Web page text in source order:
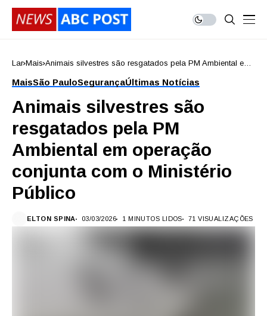
Lar Mais Animais silvestres são resgatados pela PM Ambiental em
MaisSão PauloSegurançaÚltimas Notícias
Animais silvestres são
resgatados pela PM
Ambiental em operação
conjunta com o Ministério
Público
ELTON SPINA 03/03/2026 1 MINUTOS LIDOS 71 VISUALIZAÇÕES